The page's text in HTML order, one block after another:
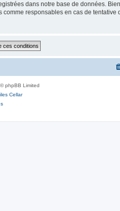
dans notre base de données.
responsables en cas de
phpBB Limited
Cellar